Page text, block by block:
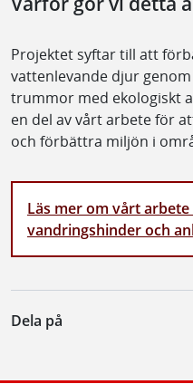
Projektet syftar till att
vattenlevande djur
trummor med ekologiskt
en del av vårt arbete för
och förbättra miljön i
Läs mer om vårt
vandringshinder och
Dela på